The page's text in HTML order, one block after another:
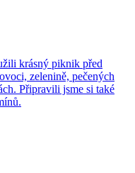
krásný piknik před
zelenině, pečených
Připravili jsme si také